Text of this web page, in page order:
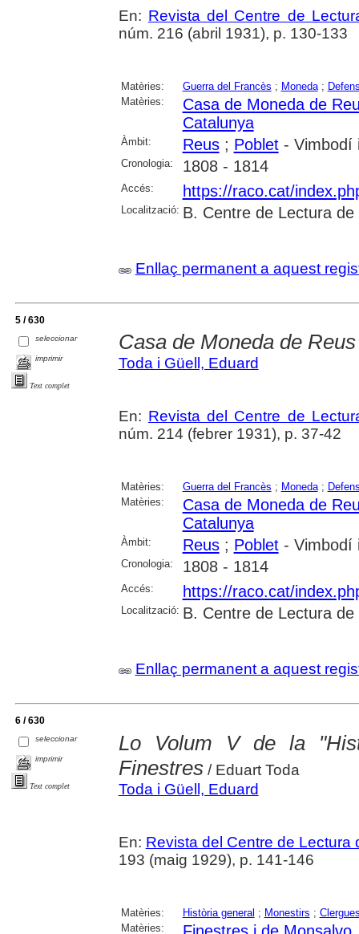
En: Revista del Centre de
núm. 216 (abril 1931), p. 130-133
Matèries: Guerra del Francès ; Moneda;
Matèries:
Casa de Moneda de
Catalunya
Àmbit: Reus; Poblet- Vimbodí
Cronologia: 1808 - 1814
Accés: https://raco.cat/
Localització: B. Centre de Lectura de
Enllaç permanent a aquest
5 / 630
seleccionar
imprimir
Text complet
Casa de Moneda de Reus
Toda i Güell, Eduard
En: Revista del Centre de
núm. 214 (febrer 1931), p. 37-42
Matèries: Guerra del Francès ; Moneda;
Matèries:
Casa de Moneda de
Catalunya
Àmbit: Reus; Poblet- Vimbodí
Cronologia: 1808 - 1814
Accés: https://raco.cat/
Localització: B. Centre de Lectura de
Enllaç permanent a aquest
6 / 630
seleccionar
imprimir
Text complet
Lo Volum V de la
Finestres/ Eduart Toda
Toda i Güell, Eduard
En: Revista del Centre de Lectura
193 (maig 1929), p. 141-146
Matèries: Història general ; Monestirs ;
Matèries:
Finestres i de